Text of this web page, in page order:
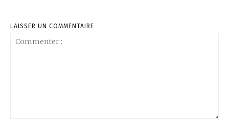
LAISSER UN COMMENTAIRE